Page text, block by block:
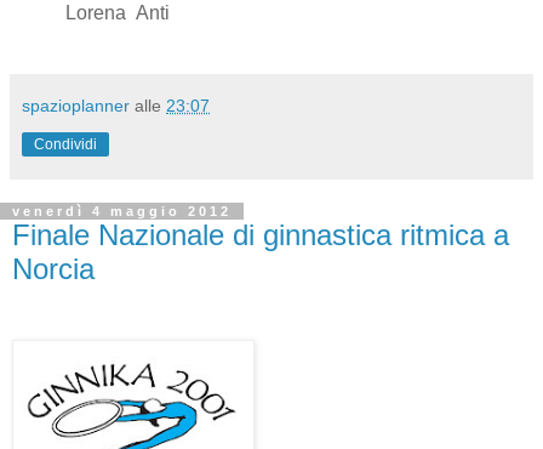
Lorena Anti
spazioplanner alle 23:07
Condividi
venerdì 4 maggio 2012
Finale Nazionale di ginnastica ritmica a
Norcia